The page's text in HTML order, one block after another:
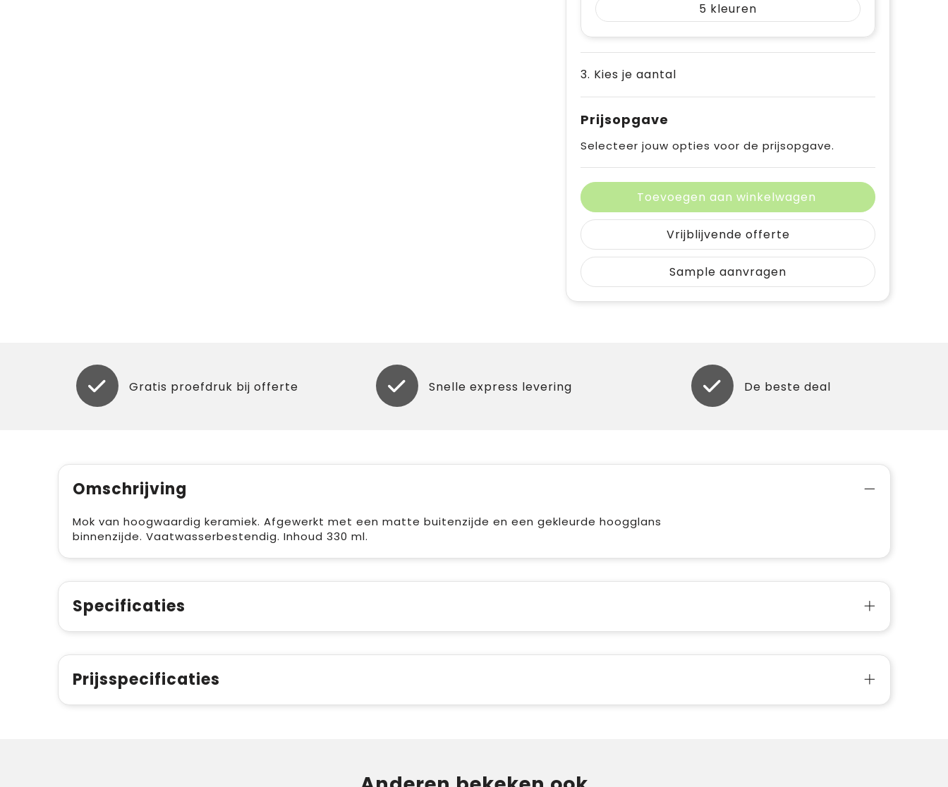
5
3. Kies je aantal
Prijsopgave
Selecteer jouw opties voor de prijsopgave.
Toevoegen aan winkelwagen
Vrijblijvende offerte
Sample aanvragen
Gratis proefdruk bij offerte Snelle express levering De beste deal
Omschrijving
Mok van hoogwaardig keramiek. Afgewerkt met een matte buitenzijde en een gekleurde hoogglans
binnenzijde. Vaatwasserbestendig. Inhoud 330 ml.
Specificaties
Prijsspecificaties